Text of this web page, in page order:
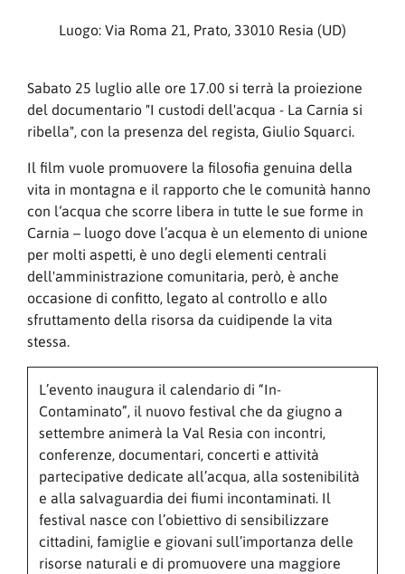
Luogo: Via Roma 21, Prato, 33010 Resia (UD)
Sabato 25 luglio alle ore 17.00 si terrà la proiezione
del documentario "I custodi dell'acqua - La Carnia si
ribella", con la presenza del regista, Giulio Squarci.
Il film vuole promuovere la filosofia genuina della
vita in montagna e il rapporto che le comunità hanno
con l‘acqua che scorre libera in tutte le sue forme in
Carnia – luogo dove l’acqua è un elemento di unione
per molti aspetti, è uno degli elementi centrali
dell'amministrazione comunitaria, però, è anche
occasione di confitto, legato al controllo e allo
sfruttamento della risorsa da cuidipende la vita
stessa.
L’evento inaugura il calendario di “In-
Contaminato”, il nuovo festival che da giugno a
settembre animerà la Val Resia con incontri,
conferenze, documentari, concerti e attività
partecipative dedicate all’acqua, alla sostenibilità
e alla salvaguardia dei fiumi incontaminati. Il
festival nasce con l’obiettivo di sensibilizzare
cittadini, famiglie e giovani sull’importanza delle
risorse naturali e di promuovere una maggiore